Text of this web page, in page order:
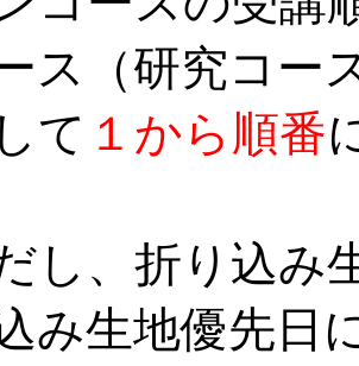
ス（研究コー
て １から順番
し、折り込み
み生地優先日